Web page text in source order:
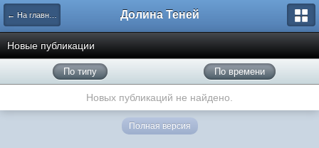
← На главную Долина Теней
Новые публикации
По типу По времени
Новых публикаций не найдено.
Полная версия